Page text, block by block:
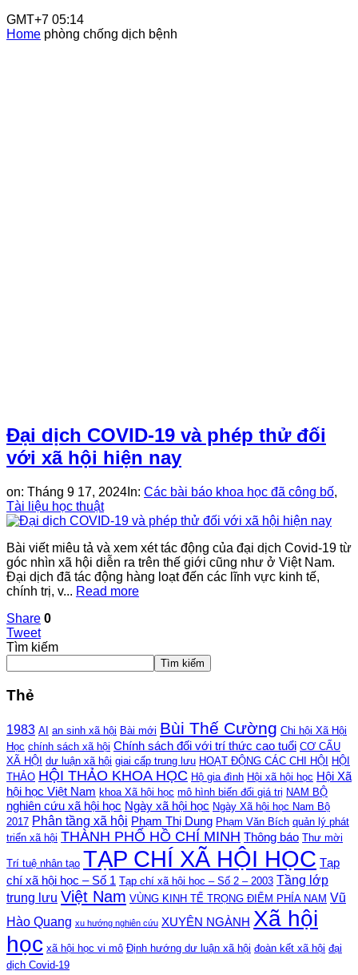
GMT+7 05:14
Home phòng chống dịch bệnh
Đại dịch COVID-19 và phép thử đối
với xã hội hiện nay
on: Tháng 9 17, 2024 In: Các bài báo khoa học đã công bố,
Tài liệu học thuật
Bài viết miêu tả và xem xét tác động của đại dịch Covid-19 từ
góc nhìn xã hội diễn ra trên thế giới cũng như ở Việt Nam.
Đại dịch đã tác động hàng loạt đến các lĩnh vực kinh tế,
chính trị, v... Read more
Share 0
Tweet
Tìm kiếm
Tìm kiếm
Thẻ
1983 AI an sinh xã hội Bài mới Bùi Thế Cường Chi hội Xã Hội
Học chính sách xã hội Chính sách đối với trí thức cao tuổi CƠ CẤU
XÃ HỘI dư luận xã hội giai cấp trung lưu HOẠT ĐỘNG CÁC CHI HỘI
HỘI
THẢO HỘI THẢO KHOA HỌC Hộ gia đình Hội xã hội học Hội Xã
hội học Việt Nam khoa Xã hội học mô hình biến đổi giá trị NAM BỘ
nghiên cứu xã hội học Ngày xã hội học Ngày Xã hội học Nam Bộ
2017 Phân tầng xã hội Phạm Thị Dung Phạm Văn Bích quản lý phát
triển xã hội THÀNH PHỐ HỒ CHÍ MINH Thông báo Thư mời
Trí tuệ nhân tạo TẠP CHÍ XÃ HỘI HỌC Tạp
chí xã hội học – Số 1 Tạp chí xã hội học – Số 2 – 2003 Tầng lớp
trung lưu Việt Nam VÙNG KINH TẾ TRỌNG ĐIỂM PHÍA NAM Vũ
Hào Quang xu hướng nghiên cứu XUYÊN NGÀNH Xã hội
học xã hội học vi mô Định hướng dư luận xã hội đoàn kết xã hội đại
dịch Covid-19